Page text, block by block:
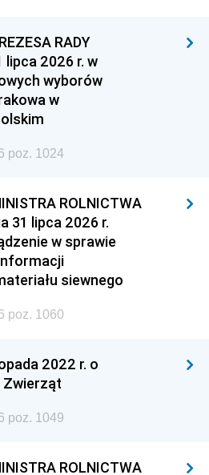
RADY
lipca 2026 r. w
wyborów
w
poz. 1024
ROLNICTWA
31 lipca 2026 r.
w sprawie
siewnego
poz. 1060
2022 r. o
Zwierząt
poz. 1049
ROLNICTWA